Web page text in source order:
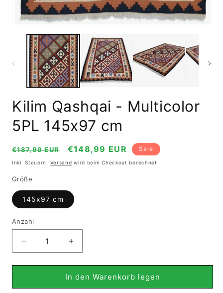
Modal
öffnen
Kilim Qashqai - Multicolor
5PL 145x97 cm
Normaler
Preis
€187,99 EUR Verkaufspreis
€148,99 EUR Sale
Inkl. Steuern. Versand wird beim Checkout berechnet
Größe
145x97 cm
Anzahl
Verringere
die
Menge
Kilim
Erhöhe
die
Menge
für
Kilim
In den Warenkorb legen